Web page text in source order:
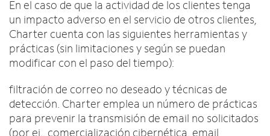
En el caso de que la actividad de los clientes tenga
un impacto adverso en el servicio de otros clientes,
Charter cuenta con las siguientes herramientas y
prácticas (sin limitaciones y según se puedan
modificar con el paso del tiempo):
filtración de correo no deseado y técnicas de
detección. Charter emplea un número de prácticas
para prevenir la transmisión de email no solicitados
(por ej., comercialización cibernética, email